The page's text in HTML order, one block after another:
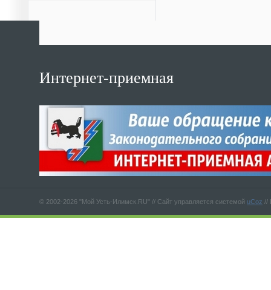
Интернет-приемная
© 2002-2026 "Мой Усть-Илимск.RU" // Сайт управляется системой uCoz //